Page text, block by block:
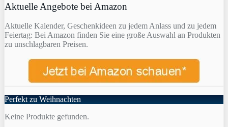
Aktuelle Angebote bei Amazon
Aktuelle Kalender, Geschenkideen zu jedem Anlass und zu jedem
Feiertag: Bei Amazon finden Sie eine große Auswahl an Produkten
zu unschlagbaren Preisen.
Perfekt zu Weihnachten
Keine Produkte gefunden.